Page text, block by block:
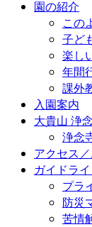
園の紹介
この
子ど
楽し
年間
課外
入園案内
大貴山 浄
浄念
アクセス
ガイドラ
プラ
防災
苦情